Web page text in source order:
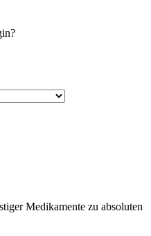
Medikamente zu absoluten